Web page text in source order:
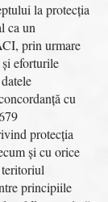
la protecția
ca un
prin urmare
și eforturile
cu
protecția
și cu orice
principiile